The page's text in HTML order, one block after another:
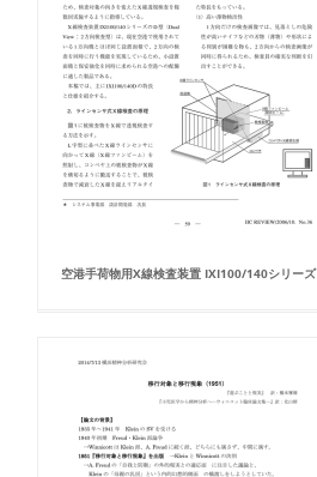
空港手荷物用X線検査装置 IXI100/140シリーズ